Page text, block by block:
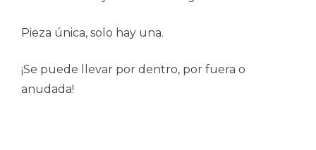
Pieza única, solo hay una.
¡Se puede llevar por dentro, por fuera o
anudada!